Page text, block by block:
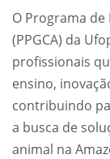
O Programa de
(PPGCA) da
profissionais
ensino,
contribuindo
a busca de
animal na